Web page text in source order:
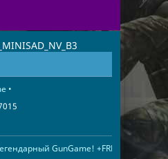
Адрес
•
2 часа назад
GunGame! +FREE VIP